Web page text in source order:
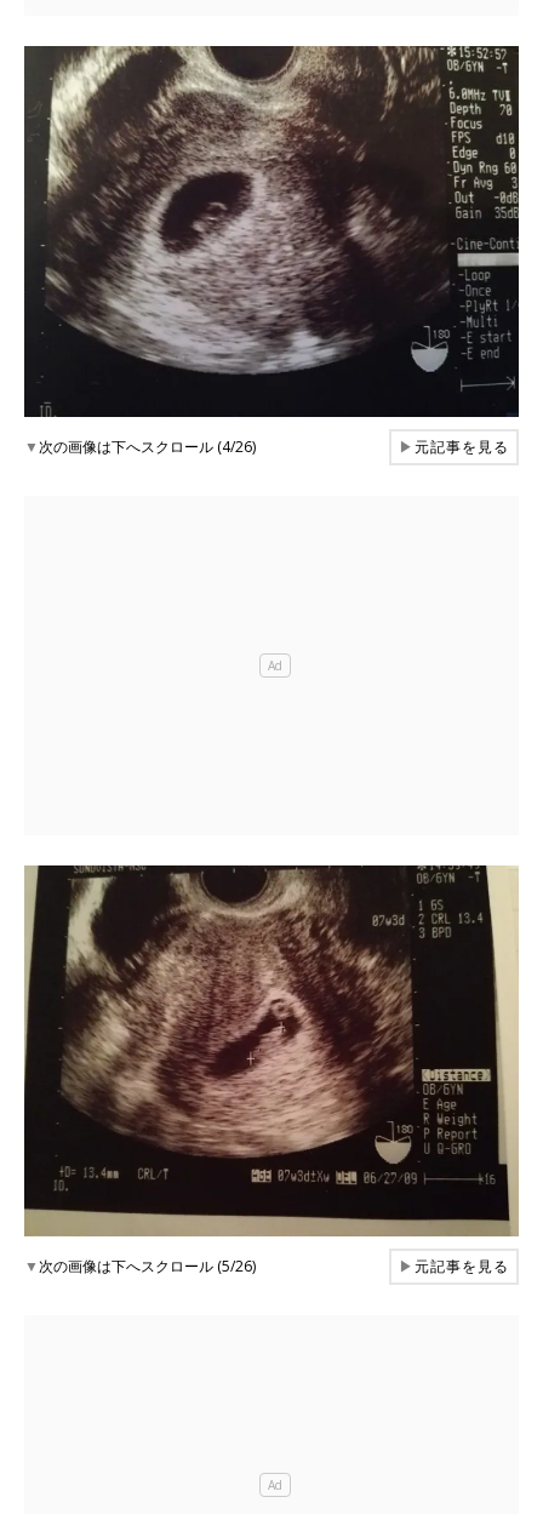
▼次の画像は下へスクロール (4/26) ▶元記事を見る
▼次の画像は下へスクロール (5/26) ▶元記事を見る